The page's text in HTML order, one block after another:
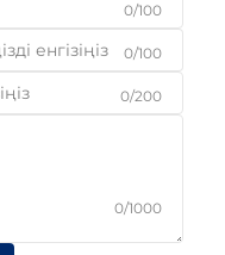
0/100
0/100
0/200
0/1000